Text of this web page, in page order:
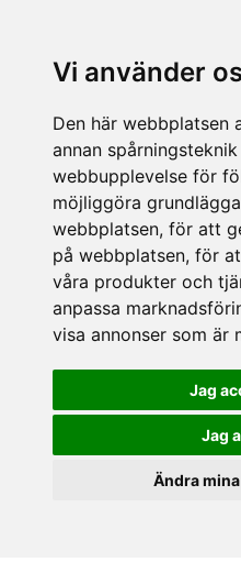
Vi använder
Den här webbplatsen
annan
webbupplevelse för
möjliggöra
webbplatsen, för att
på webbplatsen, för
våra produkter och
anpassa
visa annonser som är
Jag
Jag
Ändra